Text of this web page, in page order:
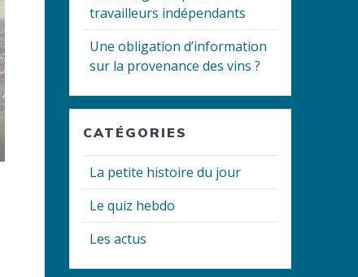
travailleurs indépendants
Une obligation d’information
sur la provenance des vins ?
CATÉGORIES
La petite histoire du jour
Le quiz hebdo
Les actus